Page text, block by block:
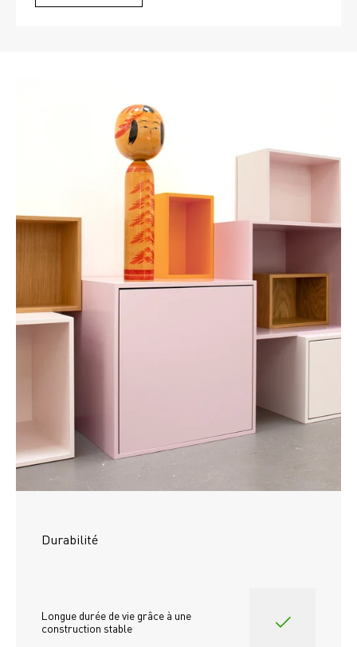
Durabilité
Longue durée de vie grâce à une
construction stable